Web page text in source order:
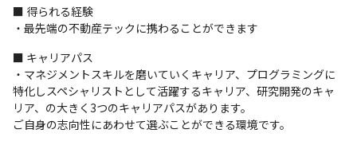
■ 得られる経験
・最先端の不動産テックに携わることができます
■ キャリアパス
・マネジメントスキルを磨いていくキャリア、プログラミングに
特化しスペシャリストとして活躍するキャリア、研究開発のキャ
リア、の大きく3つのキャリアパスがあります。
ご自身の志向性にあわせて選ぶことができる環境です。